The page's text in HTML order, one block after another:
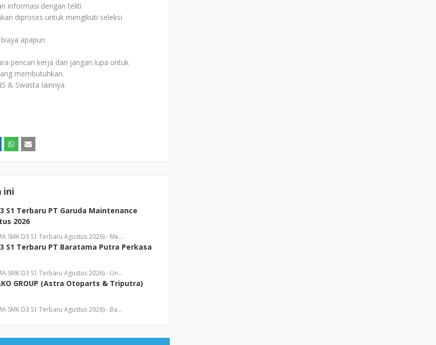
informasi dengan teliti
diproses untuk mengikuti seleksi
apapun
pencari kerja dan jangan lupa untuk
membutuhkan.
& Swasta lainnya
ini
S1 Terbaru PT Garuda Maintenance
2026
SMK D3 S1 Terbaru Agustus 2026) - Me…
S1 Terbaru PT Baratama Putra Perkasa
SMK D3 S1 Terbaru Agustus 2026) - Un…
GROUP (Astra Otoparts & Triputra)
SMK D3 S1 Terbaru Agustus 2026) - Ba…